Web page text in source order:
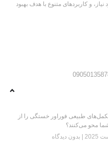
و کاربردهای متنوع با هدف بهبود
طبیعی فوراور خستگی را از
محو می‌کنند؟
بدون دیدگاه